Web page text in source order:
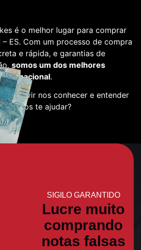
é o melhor lugar para comprar
ES. Com um processo de compra
e rápida, e garantias de
somos um dos melhores
nacional.
para vir nos conhecer e entender
te ajudar?
SIGILO GARANTIDO
Lucre muito
comprando
notas falsas